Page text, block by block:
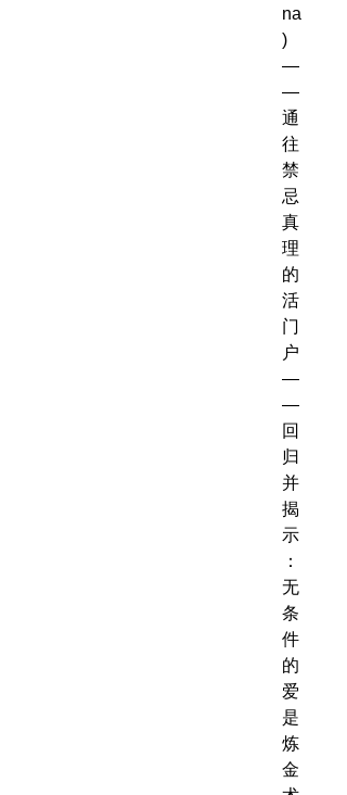
na
)
—
—
通
往
禁
忌
真
理
的
活
门
户
—
—
回
归
并
揭
示
：
无
条
件
的
爱
是
炼
金